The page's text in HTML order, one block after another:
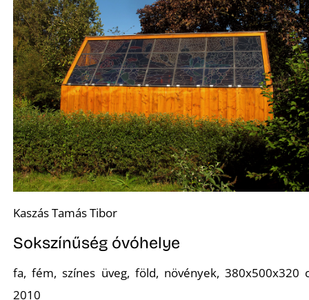
Kaszás Tamás Tibor
Sokszínűség óvóhelye
fa, fém, színes üveg, föld, növények, 380x500x320
2010